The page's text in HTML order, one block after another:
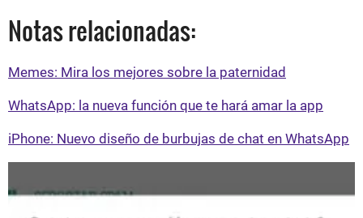
Notas relacionadas:
Memes: Mira los mejores sobre la paternidad
WhatsApp: la nueva función que te hará amar la app
iPhone: Nuevo diseño de burbujas de chat en WhatsApp